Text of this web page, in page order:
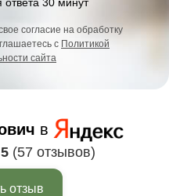
согласие на обработку
с Политикой
сайта
в
5 (57 отзывов)
отзыв